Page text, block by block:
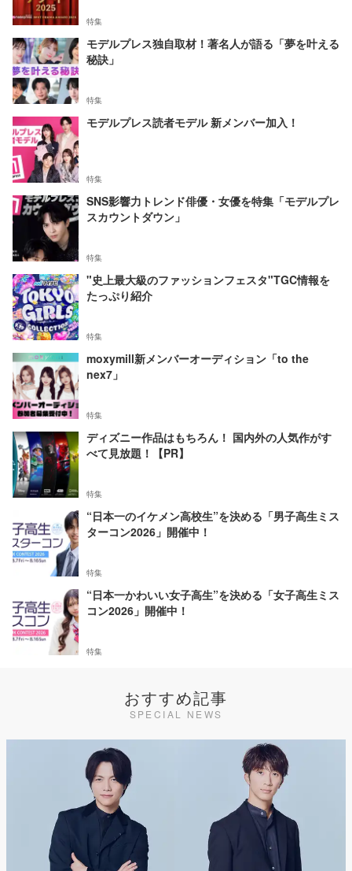
特集
モデルプレス独自取材！著名人が語る「夢を叶える
秘訣」
特集
モデルプレス読者モデル 新メンバー加入！
特集
SNS影響力トレンド俳優・女優を特集「モデルプレ
スカウントダウン」
特集
"史上最大級のファッションフェスタ"TGC情報を
たっぷり紹介
特集
moxymill新メンバーオーディション「to the
nex7」
特集
ディズニー作品はもちろん！ 国内外の人気作がす
べて見放題！【PR】
特集
“日本一のイケメン高校生”を決める「男子高生ミス
ターコン2026」開催中！
特集
“日本一かわいい女子高生”を決める「女子高生ミス
コン2026」開催中！
特集
おすすめ記事
SPECIAL NEWS